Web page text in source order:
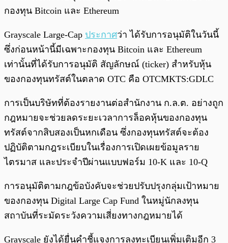
กองทุน Bitcoin และ Ethereum
Grayscale Large-Cap ประกาศว่า ได้รับการอนุมัติในวันนี้
ซึ่งก่อนหน้านี้มีเฉพาะกองทุน Bitcoin และ Ethereum
เท่านั้นที่ได้รับการอนุมัติ สัญลักษณ์ (ticker) สำหรับหุ้น
ของกองทุนทรัสต์ในตลาด OTC คือ OTCMKTS:GDLC
การเป็นบริษัทที่ต้องรายงานต่อสำนักงาน ก.ล.ต. อย่างถูก
กฎหมายจะช่วยลดระยะเวลาการล็อคหุ้นของกองทุน
ทรัสต์จากสิบสองเป็นหกเดือน ซึ่งกองทุนทรัสต์จะต้อง
ปฏิบัติตามกฎระเบียบในเรื่องการเปิดเผยข้อมูลราย
ไตรมาส และประจำปีผ่านแบบฟอร์ม 10-K และ 10-Q
การอนุมัติตามกฎข้อบังคับจะช่วยปรับปรุงกลุ่มเป้าหมาย
ของกองทุน Digital Large Cap Fund ในหมู่นักลงทุน
สถาบันที่ระมัดระวังความเสี่ยงทางกฎหมายได้
Grayscale ยังได้ยื่นคำชี้แจงการลงทะเบียนเพิ่มเติมอีก 3